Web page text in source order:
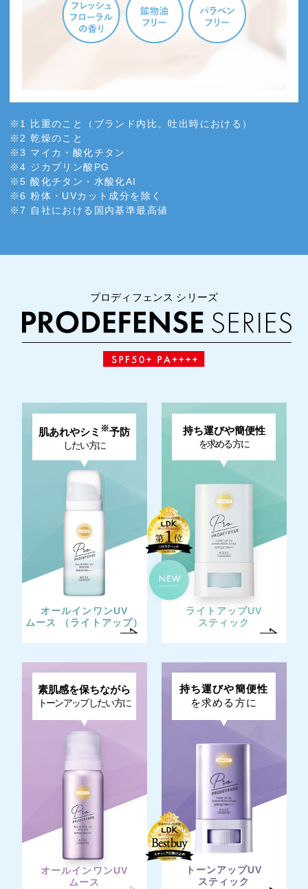
※1 比重のこと（ブランド内比。吐出時における）
※2 乾燥のこと
※3 マイカ・酸化チタン
※4 ジカプリン酸PG
※5 酸化チタン・水酸化AI
※6 粉体・UVカット成分を除く
※7 自社における国内基準最高値
プロディフェンス シリーズ
肌あれやシミ ※予防
したい方に
オールインワンUV
ムース （ライトアップ）
持ち運びや簡便性
を求める方に
ライトアップUV
スティック
素肌感を保ちながら
トーンアップしたい方に
オールインワンUV
ムース
持ち運びや簡便性
を求める方に
トーンアップUV
スティック